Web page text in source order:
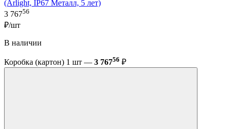
(Arlight, IP67 Металл, 5 лет)
3 76756
₽/шт
В наличии
Коробка (картон) 1 шт — 3 76756 ₽